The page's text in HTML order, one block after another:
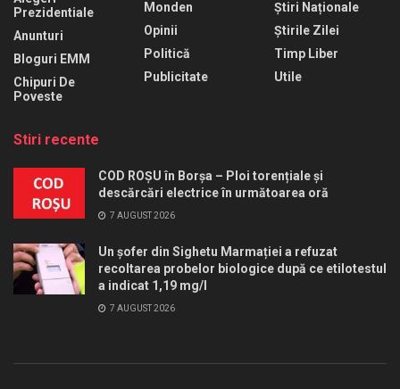
Prezidentiale
Anunturi
Bloguri EMM
Chipuri De
Poveste
Monden
Opinii
Politică
Publicitate
Știri Naționale
Știrile Zilei
Timp Liber
Utile
Stiri recente
COD ROȘU în Borșa – Ploi torențiale și
descărcări electrice în următoarea oră
7 AUGUST 2026
Un șofer din Sighetu Marmației a refuzat
recoltarea probelor biologice după ce etilotestul
a indicat 1,19 mg/l
7 AUGUST 2026